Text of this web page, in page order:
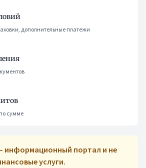
дополнительные платежи
сумме
информационный портал и не
услуги.